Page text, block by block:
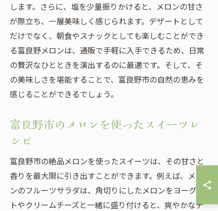
します。さらに、塩を少量振りかけると、メロンの甘さ
が際立ち、一層美味しく感じられます。デザートとして
だけでなく、朝食やスナックとしても楽しむことができ
る富良野メロンは、通販で手軽に入手できるため、日常
の贅沢なひとときを演出するのに最適です。そして、そ
の美味しさを堪能することで、富良野市の自然の恵みを
感じることができるでしょう。
富良野市のメロンを使ったスイーツレ
シピ
富良野市の絶品メロンを使ったスイーツは、その甘さと
香りを最大限に引き出すことができます。例えば、メロ
ンのフルーツサラダは、角切りにしたメロンをヨーグル
トやクリームチーズと一緒に盛り付けると、爽やかなデ